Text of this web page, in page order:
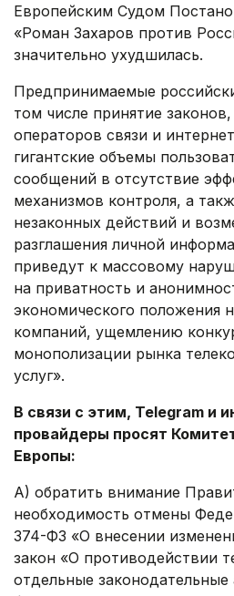
Европейским Судом
«Роман Захаров против
значительно ухудшилась.
Предпринимаемые
том числе принятие
операторов связи и
гигантские объемы
сообщений в отсутствие
механизмов контроля, а
незаконных действий и
разглашения личной
приведут к массовому
на приватность и
экономического положения
компаний, ущемлению
монополизации рынка
услуг».
В связи с этим, Telegram и
провайдеры просят
Европы:
A) обратить внимание
необходимость отмены
374-ФЗ «О внесении
закон «О противодействии
отдельные